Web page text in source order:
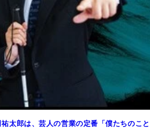
太郎は、芸人の営業の定番「僕たちのこと